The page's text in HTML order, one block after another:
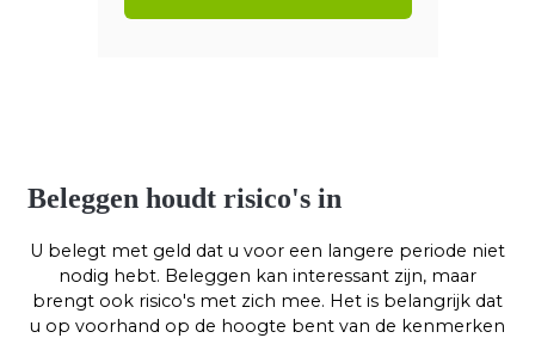
Beleggen houdt risico's in
U belegt met geld dat u voor een langere periode niet
nodig hebt. Beleggen kan interessant zijn, maar
brengt ook risico's met zich mee. Het is belangrijk dat
u op voorhand op de hoogte bent van de kenmerken